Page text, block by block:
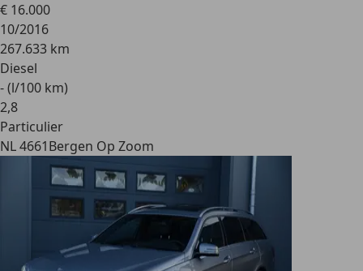
€ 16.000
10/2016
267.633 km
Diesel
- (l/100 km)
2,8
Particulier
NL 4661Bergen Op Zoom